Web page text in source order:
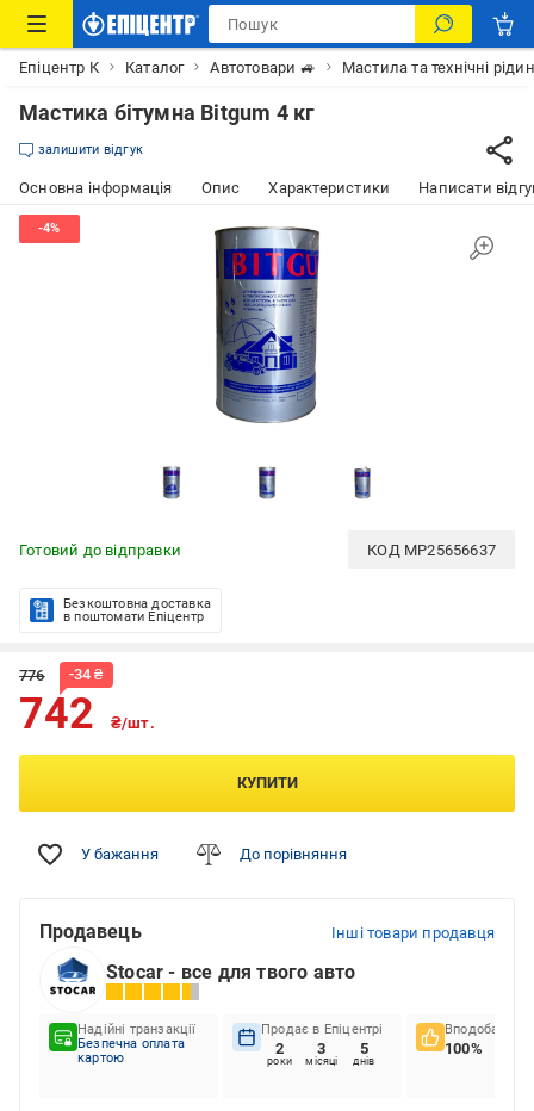
Епіцентр К Каталог Автотовари 🚙 Мастила та технічні
Мастика бітумна Bitgum 4 кг
залишити відгук
Основна інформація Опис Характеристики Написати
Готовий до відправки КОД MP25656637
Безкоштовна доставка
в поштомати Епіцентр
776 -34 ₴
742 ₴/шт.
КУПИТИ
У бажання До порівняння
Продавець Інші товари продавця
Stocar - все для твого авто
Надійні транзакції
Безпечна оплата
картою
Продає в Епіцентрі
2
роки
3
місяці
5
днів
Вподобання
100%